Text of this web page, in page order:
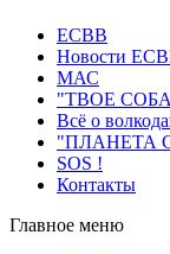
ECВB
Новости
МАС
"ТВОЕ
Всё о
"ПЛАНЕТА
SOS !
Контакты
Главное меню